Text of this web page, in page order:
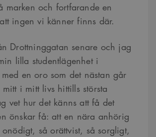
marken och fortfarande en
ingen vi känner finns där.
Drottninggatan senare och jag
lilla studentlägenhet i
en oro som det nästan går
i mitt livs hittills största
vet hur det känns att få det
önskar få: att en nära anhörig
så orättvist, så sorgligt,